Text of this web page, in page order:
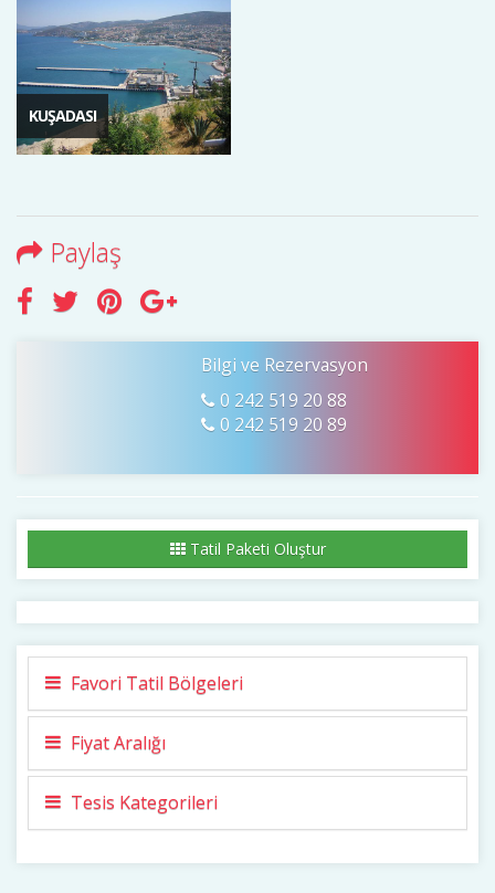
KUŞADASI
Paylaş
Bilgi ve Rezervasyon
0 242 519 20 88
0 242 519 20 89
Tatil Paketi Oluştur
Favori Tatil Bölgeleri
Fiyat Aralığı
Tesis Kategorileri